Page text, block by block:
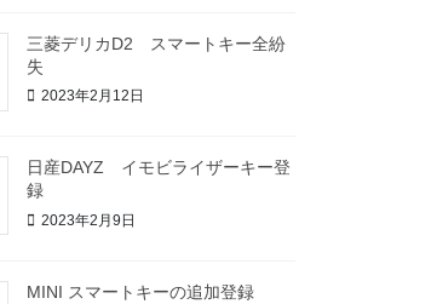
三菱デリカD2 スマートキー全紛
失
2023年2月12日
日産DAYZ イモビライザーキー登
録
2023年2月9日
MINI スマートキーの追加登録